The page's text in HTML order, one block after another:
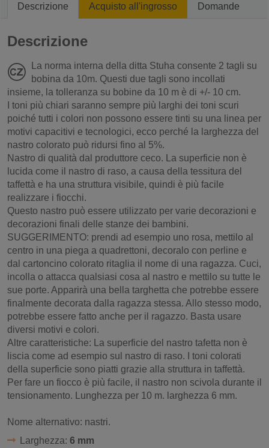
Descrizione Acquisto all'ingrosso Domande
Descrizione
La norma interna della ditta Stuha consente 2 tagli su
bobina da 10m. Questi due tagli sono incollati
insieme, la tolleranza su bobine da 10 m è di +/- 10 cm.
I toni più chiari saranno sempre più larghi dei toni scuri
poiché tutti i colori non possono essere tinti su una linea per
motivi capacitivi e tecnologici, ecco perché la larghezza del
nastro colorato può ridursi fino al 5%.
Nastro di qualità dal produttore ceco. La superficie non è
lucida come il nastro di raso, a causa della tessitura del
taffettà e ha una struttura visibile, quindi è più facile
realizzare i fiocchi.
Questo nastro può essere utilizzato per varie decorazioni e
decorazioni finali delle stanze dei bambini.
SUGGERIMENTO: prendi ad esempio uno rosa, mettilo al
centro in una piega a quadrettoni, decoralo con perline e
dal cartoncino colorato ritaglia il nome di una ragazza. Cuci,
incolla o attacca qualsiasi cosa al nastro e mettilo su tutte le
sue porte. Apparirà una bella targhetta che potrebbe essere
finalmente decorata dalla ragazza stessa. Allo stesso modo,
potrebbe essere fatto anche per il ragazzo. Basta usare
diversi motivi e colori.
Altre caratteristiche: La superficie del nastro tafetta non è
liscia come ad esempio sul nastro di raso. I toni colorati
della superficie sono piatti grazie alla struttura in taffettà.
Per fare un fiocco è più facile, il nastro non scivola durante il
tensionamento. Lunghezza per 10 m. larghezza 6 mm.
Nome alternativo: nastri.
Larghezza: 6 mm